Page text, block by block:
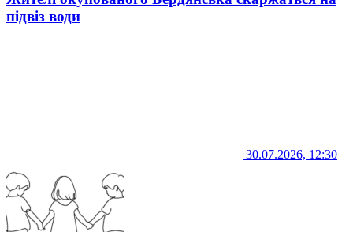
підвіз води
30.07.2026, 12:30